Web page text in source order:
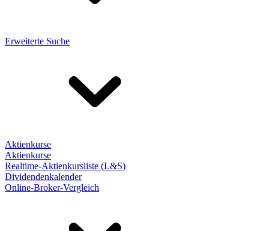
Erweiterte Suche
Aktienkurse
Aktienkurse
Realtime-Aktienkursliste (L&S)
Dividendenkalender
Online-Broker-Vergleich